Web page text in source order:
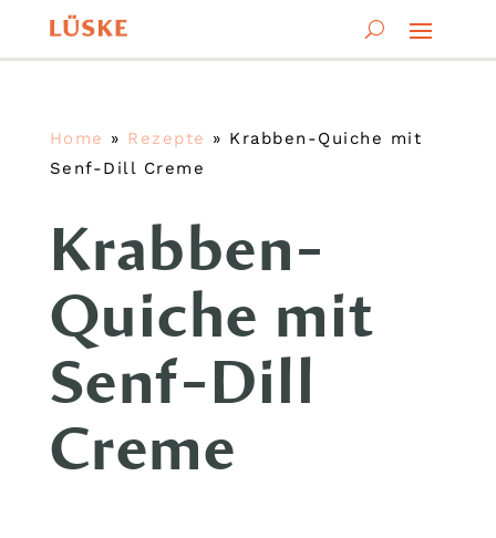
Home » Rezepte » Krabben-Quiche mit
Senf-Dill Creme
Krabben-
Quiche mit
Senf-Dill
Creme